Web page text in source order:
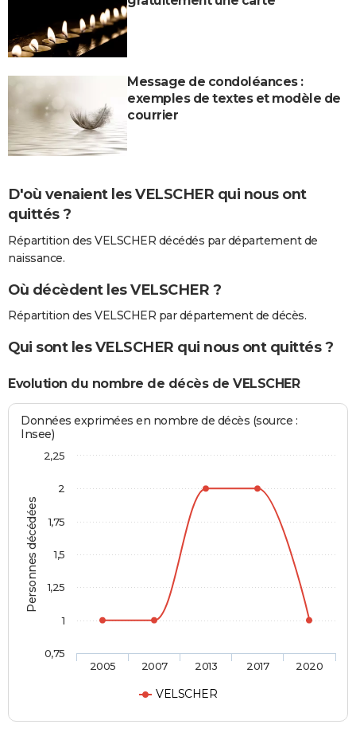
Message de condoléances :
exemples de textes et modèle de
courrier
D'où venaient les VELSCHER qui nous ont
quittés ?
Répartition des VELSCHER décédés par département de
naissance.
Où décèdent les VELSCHER ?
Répartition des VELSCHER par département de décès.
Qui sont les VELSCHER qui nous ont quittés ?
Evolution du nombre de décès de VELSCHER
Personnes décédées
Données exprimées en nombre de décès (source :
Insee)
VELSCHER
2005 2007 2013 2017 2020
0,75
1
1,25
1,5
1,75
2
2,25